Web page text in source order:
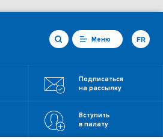
Меню
Подписаться
на рассылку
Вступить
в палату
FR